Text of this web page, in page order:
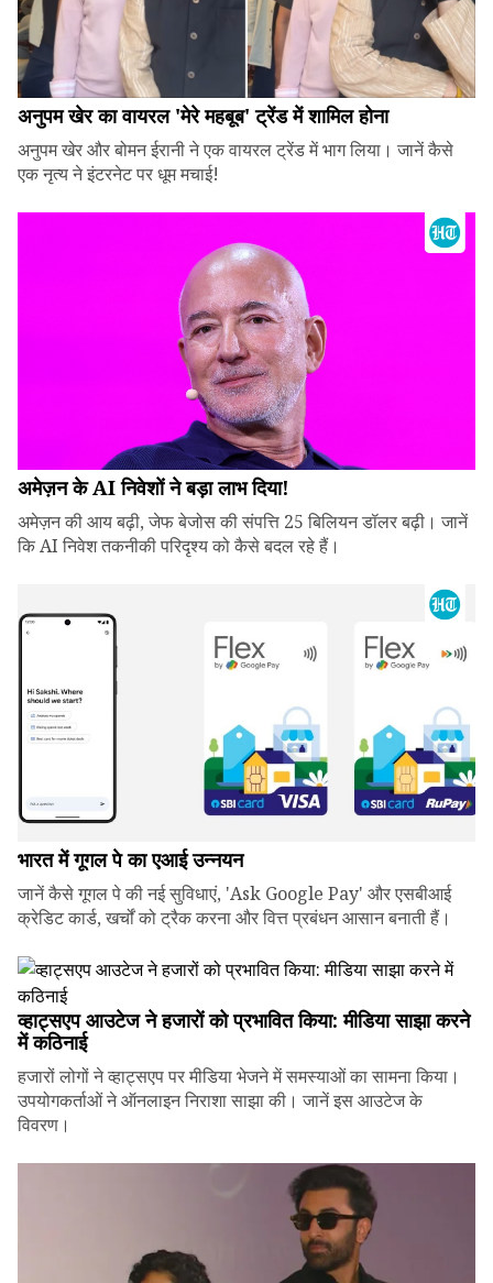
अनुपम खेर का वायरल 'मेरे महबूब' ट्रेंड में शामिल होना
अनुपम खेर और बोमन ईरानी ने एक वायरल ट्रेंड में भाग लिया। जानें कैसे
एक नृत्य ने इंटरनेट पर धूम मचाई!
अमेज़न के AI निवेशों ने बड़ा लाभ दिया!
अमेज़न की आय बढ़ी, जेफ बेजोस की संपत्ति 25 बिलियन डॉलर बढ़ी। जानें
कि AI निवेश तकनीकी परिदृश्य को कैसे बदल रहे हैं।
भारत में गूगल पे का एआई उन्नयन
जानें कैसे गूगल पे की नई सुविधाएं, 'Ask Google Pay' और एसबीआई
क्रेडिट कार्ड, खर्चों को ट्रैक करना और वित्त प्रबंधन आसान बनाती हैं।
व्हाट्सएप आउटेज ने हजारों को प्रभावित किया: मीडिया साझा करने
में कठिनाई
हजारों लोगों ने व्हाट्सएप पर मीडिया भेजने में समस्याओं का सामना किया।
उपयोगकर्ताओं ने ऑनलाइन निराशा साझा की। जानें इस आउटेज के
विवरण।